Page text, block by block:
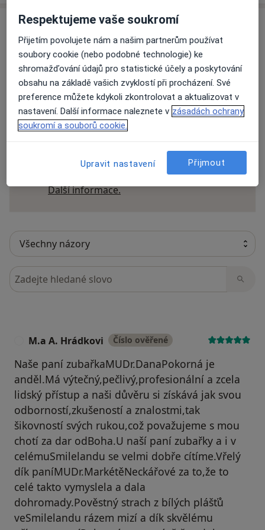
Názory
Přidejte svůj názor
32 názorů
Recenze pacientů jsou pro nás důležité.
Specialisté nemají možnost zaplatit za
odstranění nebo změnu recenze pacienta.
Další informace.Další informace o názorech
Hledejte v názorech
M.a A. Hrádkovi Číslo ověřené
Naše paní zubařkaMUDr.DanaPokorná je
anděl.Má výtečný,pečlivý,profesionální a zcela
lidský přístup a naši důvěru si získává jak svou
odborností,zkušeností a znalostmi,tak
šikovností svých rukou,což považujeme s mou
chotí za dar odBoha.U naší paní zubařky a i v
celémuSmilelandu se velmi dobře cítíme.Vřelý
dík paníMUDr.MarkétěNeckářové za to,že to
celé takto vymyslela a dala
dohromady.Pověstný strach z bílých plášťů
veSmilelandu rázem mizí a dík skvělému
Respektujeme vaše soukromí
Přijetím povolujete nám a našim partnerům používat
soubory cookie (nebo podobné technologie) ke
shromažďování údajů pro statistické účely a poskytování
obsahu na základě vašich zvyklostí při procházení. Své
preference můžete kdykoli zkontrolovat a aktualizovat v
nastavení. Další informace naleznete v zásadách ochrany
soukromí a souborů cookie.
Upravit nastavení Přijmout